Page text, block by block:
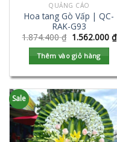
QUẢNG CÁO
Hoa tang Gò Vấp | QC-
RAK-G93
1.874.400₫ 1.562.000 ₫
Thêm vào giỏ hàng
Sale